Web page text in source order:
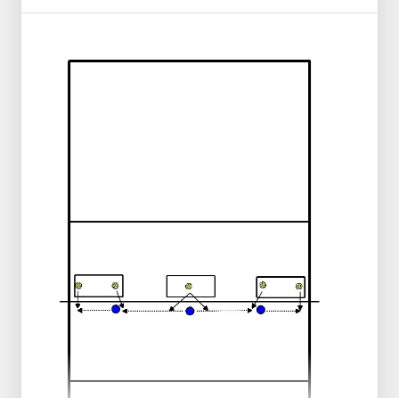
Grupos y Posiciones
Seguido de un saque desde la zona 1 y un
saque desde la zona 5.
Los saques se alternan entre estas zonas.
Después de 9 saques, la línea de recepción
rota.